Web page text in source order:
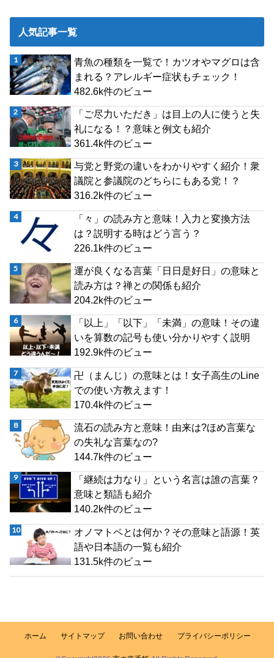
人気記事一覧
青魚の種類を一覧で！カツオやマグロは含
まれる？アレルギー症状もチェック！
482.6k件のビュー
「ご尽力いただき」は目上の人に使うと失
礼になる！？意味と例文も紹介
361.4k件のビュー
与党と野党の違いをわかりやすく紹介！衆
議院と参議院のどちらにもある党！？
316.2k件のビュー
「々」の読み方と意味！入力と変換方法
は？説明する時はどう言う？
226.1k件のビュー
運が良くなる言葉「日日是好日」の意味と
読み方は？禅との関係も紹介
204.2k件のビュー
「以上」「以下」「未満」の意味！その違
いを算数の記号も使い分かりやすく説明
192.9k件のビュー
卍（まんじ）の意味とは！女子高生のLine
での使い方教えます！
170.4k件のビュー
流石の読み方と意味！由来は?ほめ言葉な
の失礼な言葉なの?
144.7k件のビュー
「継続は力なり」という名言は誰の言葉？
意味と類語も紹介
140.2k件のビュー
オノマトペとは何か？その意味と語源！英
語や日本語の一覧も紹介
131.5k件のビュー
ホーム サイトマップ お問い合わせ プライバシーポリシー